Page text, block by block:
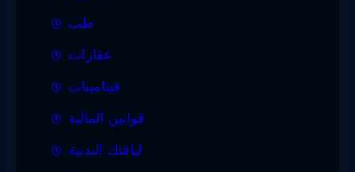
طب
عقارات
فيتامينات
قوانين المالية
لياقتك البدنية